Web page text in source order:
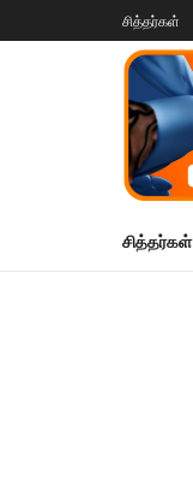
சித்தர்கள்
சித்தர்கள்